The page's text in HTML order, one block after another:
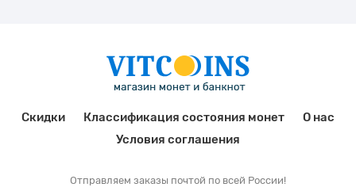
Скидки Классификация состояния монет
О нас
Условия соглашения
Отправляем заказы почтой по всей России!